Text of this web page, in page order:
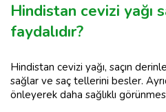
Hindistan cevizi yağı
faydalıdır?
Hindistan cevizi yağı, saçın
sağlar ve saç tellerini besler.
önleyerek daha sağlıklı